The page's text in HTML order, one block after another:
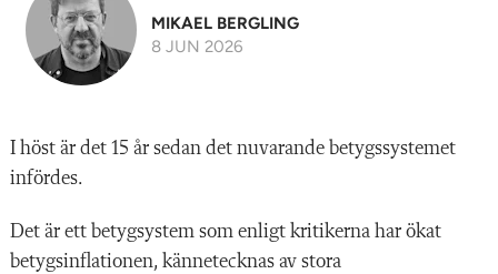
MIKAEL BERGLING
8 JUN 2026
I höst är det 15 år sedan det nuvarande betygssystemet
infördes.
Det är ett betygsystem som enligt kritikerna har ökat
betygsinflationen, kännetecknas av stora